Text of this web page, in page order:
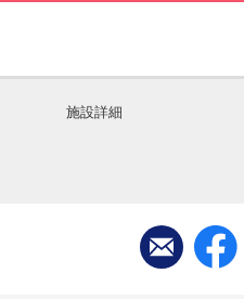
施設詳細